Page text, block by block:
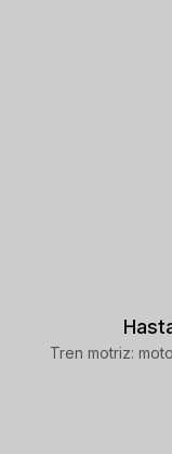
Tren motriz: